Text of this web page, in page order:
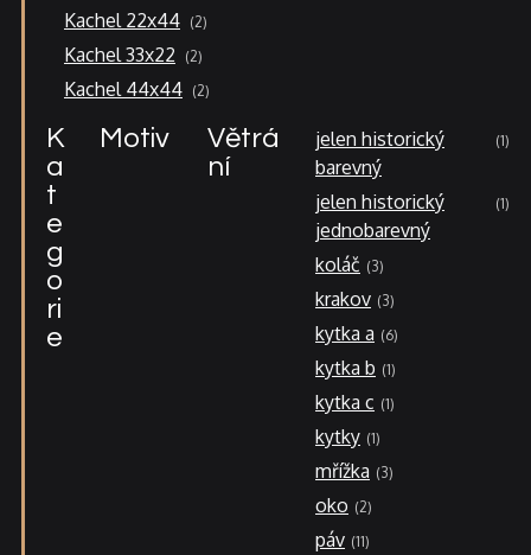
K
a
t
e
g
o
ri
e
Kachel 22x44 22
produkty
Kachel 33x22 22
produkty
Kachel 44x44 22
produkty
Motiv
Větrá
ní
jelen historický
barevný
1
jelen historický
jednobarevný
1
koláč 3
krakov 3
kytka a 6
kytka b 1
kytka c 1
kytky 1
mřížka 3
oko 2
páv 11